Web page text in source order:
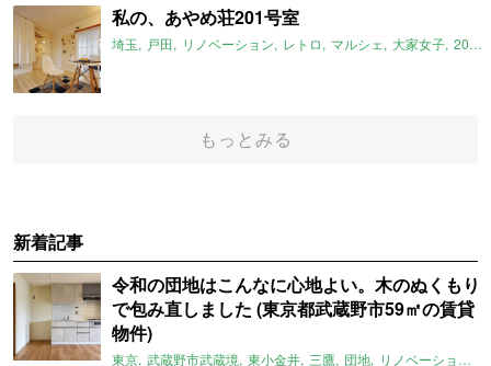
私の、あやめ荘201号室
埼玉 戸田 リノベーション レトロ マルシェ 大家女子 2021年10月のおすすめ
もっとみる
新着記事
令和の団地はこんなに心地よい。木のぬくもり
で包み直しました (東京都武蔵野市59㎡の賃貸
物件)
東京 武蔵野市武蔵境 東小金井 三鷹 団地 リノベーション